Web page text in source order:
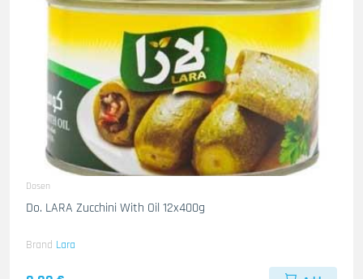
Dosen
Do. LARA Zucchini With Oil 12x400g
Brand Lara